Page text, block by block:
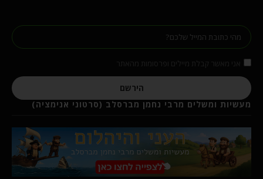
הירשם
מעשיות ומשלים מרבי נחמן מברסלב (סרטוני אנימציה)